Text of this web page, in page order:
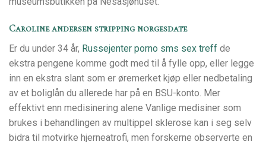
Caroline andersen stripping norgesdate
Er du under 34 år, Russejenter porno sms sex treff de
ekstra pengene komme godt med til å fylle opp, eller legge
inn en ekstra slant som er øremerket kjøp eller nedbetaling
av et boliglån du allerede har på en BSU-konto. Mer
effektivt enn medisinering alene Vanlige medisiner som
brukes i behandlingen av multippel sklerose kan i seg selv
bidra til motvirke hjerneatrofi, men forskerne observerte en